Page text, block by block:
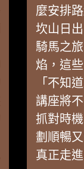
麼安排
坎山日
騎馬之
焰，這
「不知
講座將
抓對時
劃順暢
真正走